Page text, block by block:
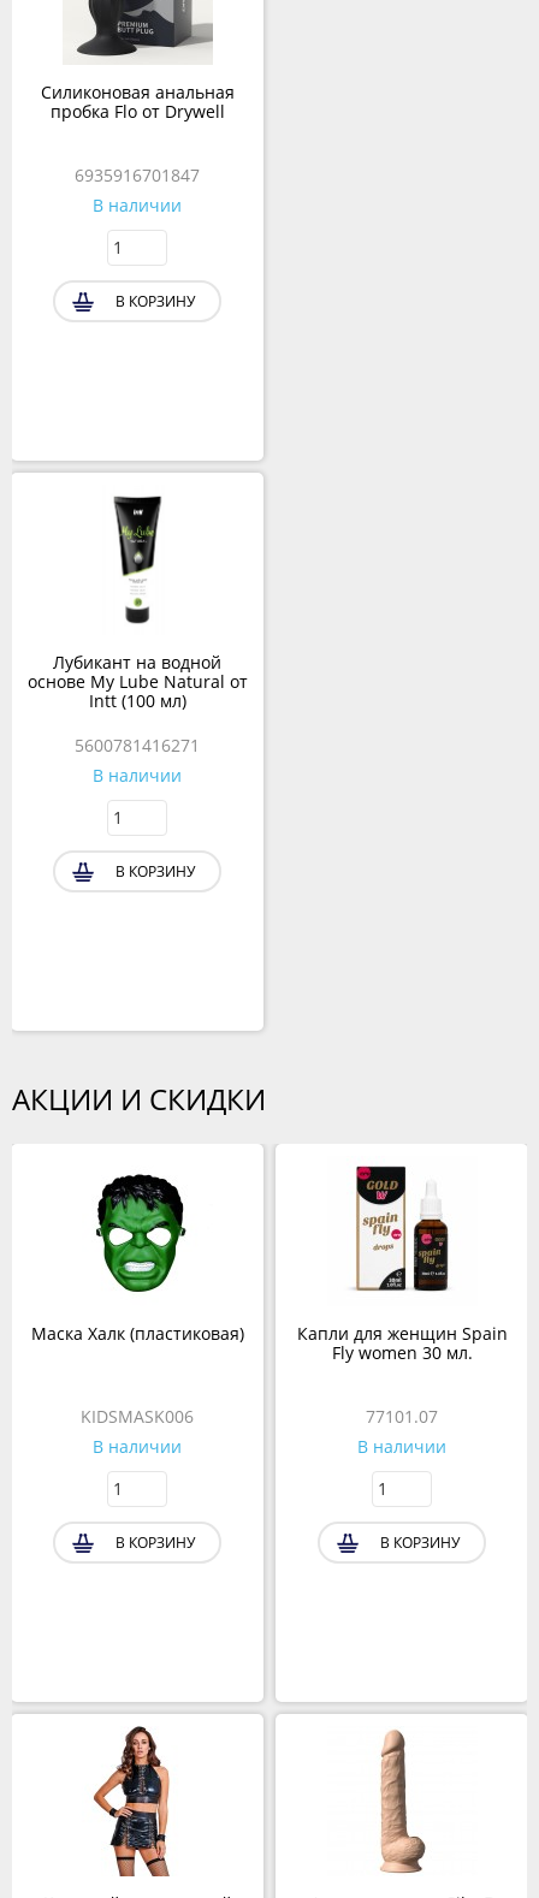
Силиконовая анальная
пробка Flo от Drywell
6935916701847
В наличии
В КОРЗИНУ
Лубикант на водной
основе My Lube Natural от
Intt (100 мл)
5600781416271
В наличии
В КОРЗИНУ
АКЦИИ И СКИДКИ
Маска Халк (пластиковая)
KIDSMASK006
В наличии
В КОРЗИНУ
Капли для женщин Spain
Fly women 30 мл.
77101.07
В наличии
В КОРЗИНУ